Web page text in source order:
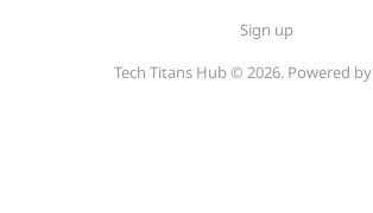
Sign up
Tech Titans Hub © 2026. Powered by